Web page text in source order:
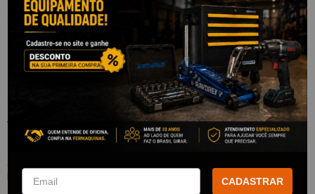
Abraçadeira Nylon 2,5 x 100mm c/100
Preta - WESTERN
WESTERN
CADASTRAR